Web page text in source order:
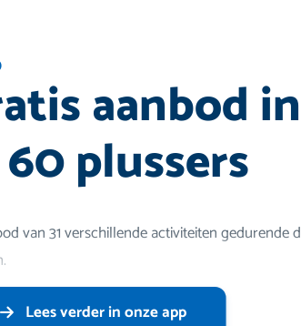
aanbod
plussers
van 31 verschillende activiteiten gedurende
Lees verder in onze app